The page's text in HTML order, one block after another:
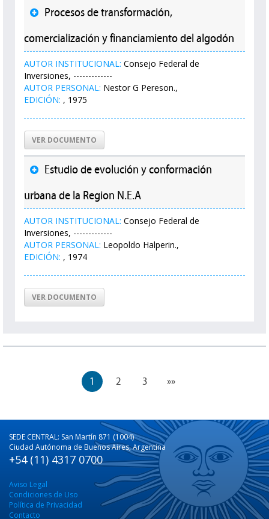
Procesos de transformación,
comercialización y financiamiento del algodón
AUTOR INSTITUCIONAL: Consejo Federal de
Inversiones, -------------
AUTOR PERSONAL: Nestor G Pereson.,
EDICIÓN: , 1975
VER DOCUMENTO
Estudio de evolución y conformación
urbana de la Region N.E.A
AUTOR INSTITUCIONAL: Consejo Federal de
Inversiones, -------------
AUTOR PERSONAL: Leopoldo Halperin.,
EDICIÓN: , 1974
VER DOCUMENTO
1 2 3 »»
SEDE CENTRAL: San Martín 871 (1004)
Ciudad Autónoma de Buenos Aires, Argentina
+54 (11) 4317 0700
Aviso Legal
Condiciones de Uso
Política de Privacidad
Contacto